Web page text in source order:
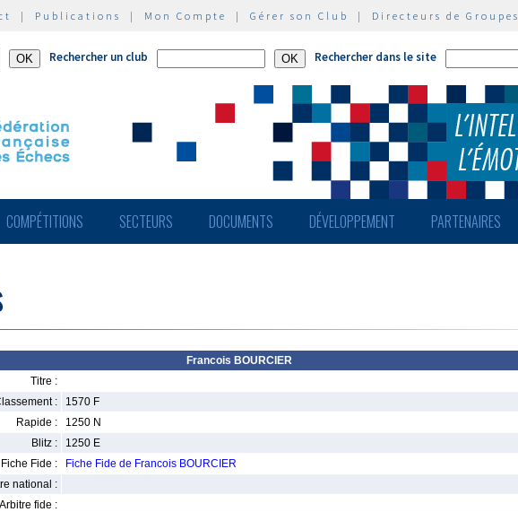
| Publications | Mon Compte | Gérer son Club | Directeurs de Groupes
Rechercher un club Rechercher dans le site
COMPÉTITIONS SECTEURS DOCUMENTS DÉVELOPPEMENT PARTENAIRES
Francois BOURCIER
Titre :
:
1570 F
Rapide :
1250 N
Blitz :
1250 E
Fiche Fide :
Fiche Fide de Francois BOURCIER
national :
Arbitre fide :